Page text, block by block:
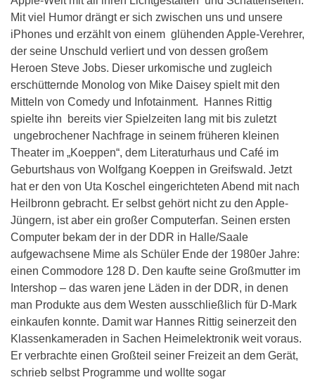
Mit viel Humor drängt er sich zwischen uns und unsere
iPhones und erzählt von einem glühenden Apple-Verehrer,
der seine Unschuld verliert und von dessen großem
Heroen Steve Jobs. Dieser urkomische und zugleich
erschütternde Monolog von Mike Daisey spielt mit den
Mitteln von Comedy und Infotainment. Hannes Rittig
spielte ihn bereits vier Spielzeiten lang mit bis zuletzt
ungebrochener Nachfrage in seinem früheren kleinen
Theater im „Koeppen“, dem Literaturhaus und Café im
Geburtshaus von Wolfgang Koeppen in Greifswald. Jetzt
hat er den von Uta Koschel eingerichteten Abend mit nach
Heilbronn gebracht. Er selbst gehört nicht zu den Apple-
Jüngern, ist aber ein großer Computerfan. Seinen ersten
Computer bekam der in der DDR in Halle/Saale
aufgewachsene Mime als Schüler Ende der 1980er Jahre:
einen Commodore 128 D. Den kaufte seine Großmutter im
Intershop – das waren jene Läden in der DDR, in denen
man Produkte aus dem Westen ausschließlich für D-Mark
einkaufen konnte. Damit war Hannes Rittig seinerzeit den
Klassenkameraden in Sachen Heimelektronik weit voraus.
Er verbrachte einen Großteil seiner Freizeit an dem Gerät,
schrieb selbst Programme und wollte sogar